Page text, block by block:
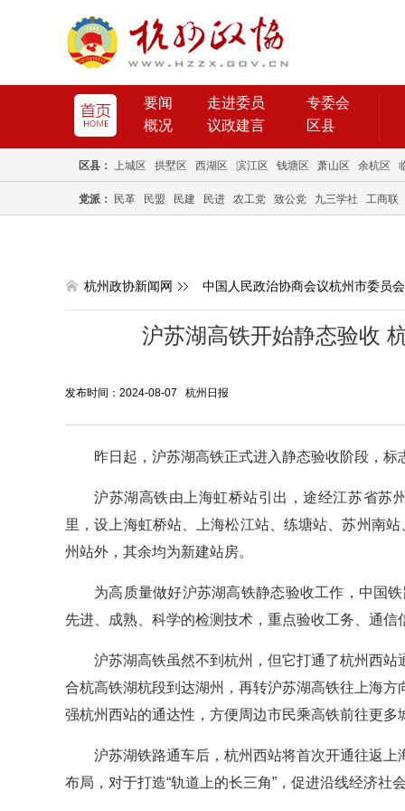
要闻 走进委员
专委会
概况
议政建言 区县
区县： 上城区 拱墅区 西湖区 滨江区 钱塘区 萧山区 余杭区
党派： 民革 民盟 民建 民进 农工党 致公党 九三学社 工商联
杭州政协新闻网 中国人民政治协商会议杭州市委员会
沪苏湖高铁开始静态验收
发布时间：2024-08-07 杭州日报
昨日起，沪苏湖高铁正式进入静态验收阶段，
沪苏湖高铁由上海虹桥站引出，途经江苏省苏
里，设上海虹桥站、上海松江站、练塘站、苏州南
州站外，其余均为新建站房。
为高质量做好沪苏湖高铁静态验收工作，中国
先进、成熟、科学的检测技术，重点验收工务、通
沪苏湖高铁虽然不到杭州，但它打通了杭州西
合杭高铁湖杭段到达湖州，再转沪苏湖高铁往上海
强杭州西站的通达性，方便周边市民乘高铁前往更
沪苏湖铁路通车后，杭州西站将首次开通往返
布局，对于打造“轨道上的长三角”，促进沿线经济